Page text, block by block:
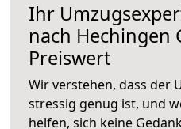
Ihr
nach Hechingen
Preiswert
Wir verstehen, dass der
stressig genug ist, und
helfen, sich keine